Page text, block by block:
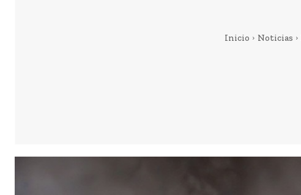
Inicio Noticias